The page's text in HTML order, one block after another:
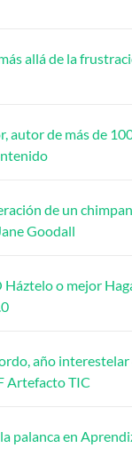
allá de la
autor de más de
de un
Goodall
o mejor
año interestelar
Artefacto TIC
palanca en